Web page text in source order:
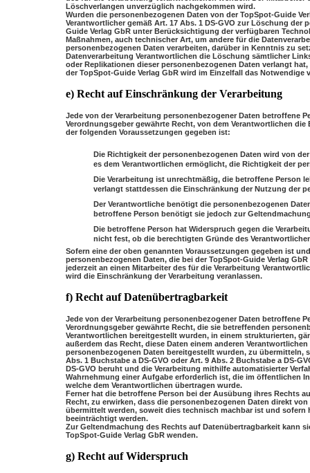
Löschverlangen unverzüglich nachgekommen wird.
Wurden die personenbezogenen Daten von der TopSpot-Guide
Verantwortlicher gemäß Art. 17 Abs. 1 DS-GVO zur Löschung
Guide Verlag GbR unter Berücksichtigung der verfügbaren
Maßnahmen, auch technischer Art, um andere für die
personenbezogenen Daten verarbeiten, darüber in Kenntnis zu
Datenverarbeitung Verantwortlichen die Löschung sämtlicher
oder Replikationen dieser personenbezogenen Daten verlangt
der TopSpot-Guide Verlag GbR wird im Einzelfall das Notwendige
e) Recht auf Einschränkung der Verarbeitung
Jede von der Verarbeitung personenbezogener Daten betroffene
Verordnungsgeber gewährte Recht, von dem Verantwortlichen
der folgenden Voraussetzungen gegeben ist:
Die Richtigkeit der personenbezogenen Daten wird von
es dem Verantwortlichen ermöglicht, die Richtigkeit der
Die Verarbeitung ist unrechtmäßig, die betroffene Person
verlangt stattdessen die Einschränkung der Nutzung der
Der Verantwortliche benötigt die personenbezogenen
betroffene Person benötigt sie jedoch zur
Die betroffene Person hat Widerspruch gegen die
nicht fest, ob die berechtigten Gründe des
Sofern eine der oben genannten Voraussetzungen gegeben ist
personenbezogenen Daten, die bei der TopSpot-Guide Verlag
jederzeit an einen Mitarbeiter des für die Verarbeitung
wird die Einschränkung der Verarbeitung veranlassen.
f) Recht auf Datenübertragbarkeit
Jede von der Verarbeitung personenbezogener Daten betroffene
Verordnungsgeber gewährte Recht, die sie betreffenden
Verantwortlichen bereitgestellt wurden, in einem strukturierten,
außerdem das Recht, diese Daten einem anderen
personenbezogenen Daten bereitgestellt wurden, zu übermitteln,
Abs. 1 Buchstabe a DS-GVO oder Art. 9 Abs. 2 Buchstabe a DS-
DS-GVO beruht und die Verarbeitung mithilfe automatisierter
Wahrnehmung einer Aufgabe erforderlich ist, die im öffentlichen
welche dem Verantwortlichen übertragen wurde.
Ferner hat die betroffene Person bei der Ausübung ihres Rechts
Recht, zu erwirken, dass die personenbezogenen Daten direkt
übermittelt werden, soweit dies technisch machbar ist und sofern
beeinträchtigt werden.
Zur Geltendmachung des Rechts auf Datenübertragbarkeit kann
TopSpot-Guide Verlag GbR wenden.
g) Recht auf Widerspruch